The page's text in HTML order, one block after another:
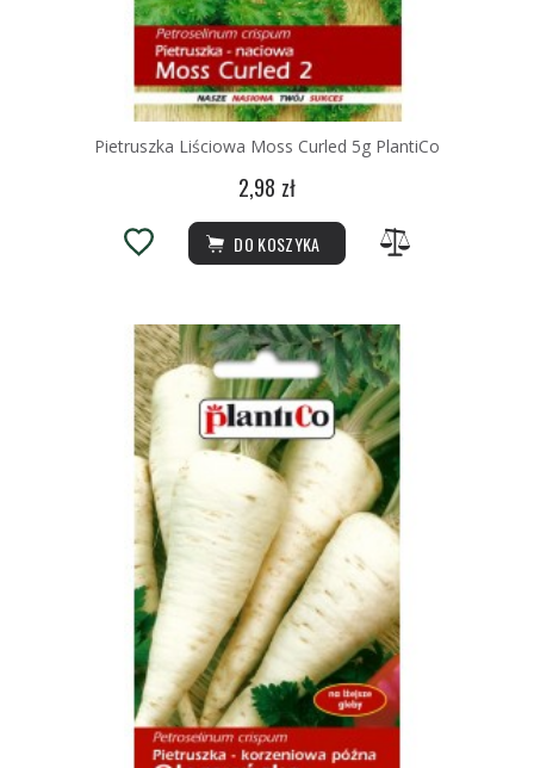
Pietruszka Liściowa Moss Curled 5g PlantiCo
2,98 zł
DO KOSZYKA